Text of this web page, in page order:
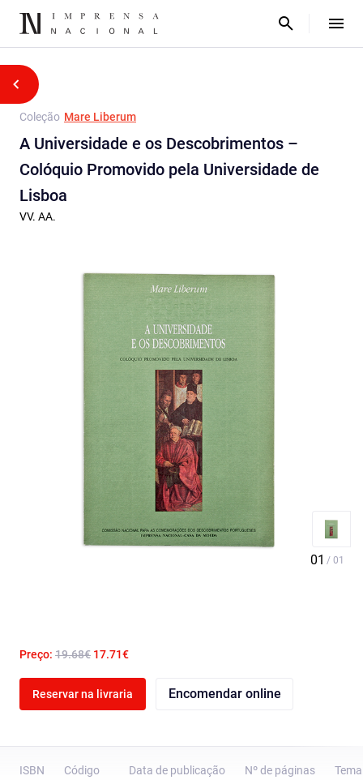
Coleção Mare Liberum
A Universidade e os Descobrimentos –
Colóquio Promovido pela Universidade de
Lisboa
VV. AA.
Preço: 19.68€ 17.71€
Reservar na livraria Encomendar online
ISBN
Código
Data de publicação
Nº de páginas
Tema